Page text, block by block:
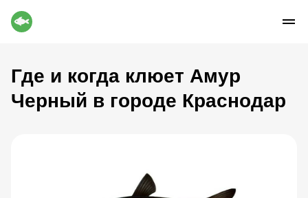
Где и когда клюет Амур
Черный в городе Краснодар